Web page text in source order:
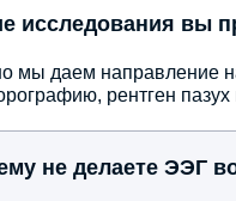
5.0
исследования вы
мы даем направление
рентген пазух
не делаете ЭЭГ